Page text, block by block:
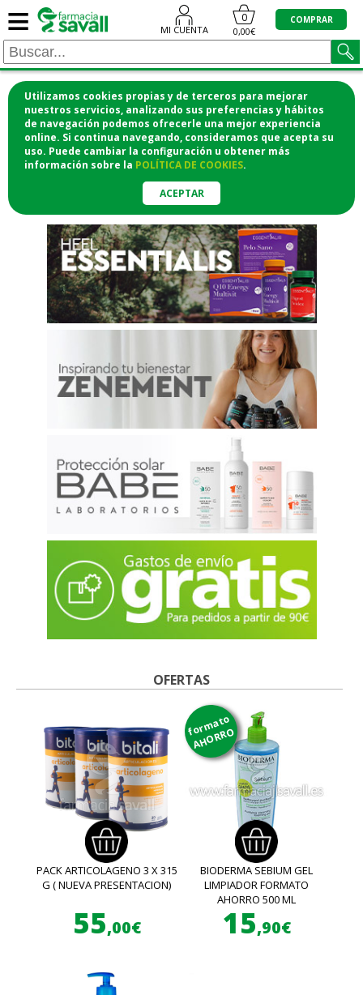
Utilizamos cookies propias y de terceros para mejorar
nuestros servicios, analizando sus preferencias y hábitos
de navegación podemos ofrecerle una mejor experiencia
online. Si continua navegando, consideramos que acepta su
uso. Puede cambiar la configuración u obtener más
información sobre la POLÍTICA DE COOKIES.
ACEPTAR
≡ MI CUENTA
0
0,00€
COMPRAR
¡COMPRA CÓMODAMENTE
DESDE CASA Y RECOGE EN LA
FARMACIA!o si lo prefieres te lo mandamos
a casa
OFERTAS
PACK ARTICOLAGENO 3 X 315
G ( NUEVA PRESENTACION)
55,00€
formato
AHORRO
BIODERMA SEBIUM GEL
LIMPIADOR FORMATO
AHORRO 500 ML
15,90€